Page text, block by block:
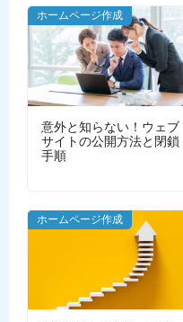
ホームページ作成
意外と知らない！ウェブ
サイトの公開方法と閉鎖
手順
WEBデザイン
ホームページ作成